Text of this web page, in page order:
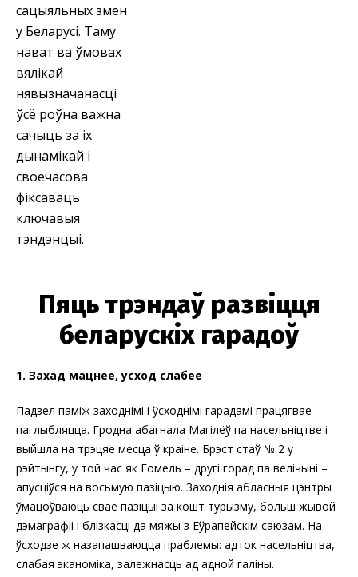
сацыяльных змен
у Беларусі. Таму
нават ва ўмовах
вялікай
нявызначанасці
ўсё роўна важна
сачыць за іх
дынамікай і
своечасова
фіксаваць
ключавыя
тэндэнцыі.
Пяць трэндаў развіцця
беларускіх гарадоў
1. Захад мацнее, усход слабее
Падзел паміж заходнімі і ўсходнімі гарадамі працягвае
паглыбляцца. Гродна абагнала Магілёў па насельніцтве і
выйшла на трэцяе месца ў краіне. Брэст стаў № 2 у
рэйтынгу, у той час як Гомель – другі горад па велічыні –
апусціўся на восьмую пазіцыю. Заходнія абласныя цэнтры
ўмацоўваюць свае пазіцыі за кошт турызму, больш жывой
дэмаграфіі і блізкасці да мяжы з Еўрапейскім саюзам. На
ўсходзе ж назапашваюцца праблемы: адток насельніцтва,
слабая эканоміка, залежнасць ад адной галіны.